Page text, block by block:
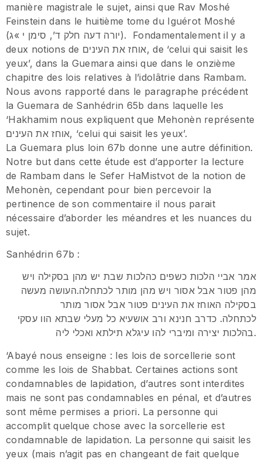
manière magistrale le sujet, ainsi que Rav Moshé
Feinstein dans le huitième tome du Iguérot Moshé
(יורה דעה חלק ד’, סימן י »ג). Fondamentalement il y a
deux notions de אוחז את העינים, de ‘celui qui saisit les
yeux’, dans la Guemara ainsi que dans le onzième
chapitre des lois relatives à l’idolâtrie dans Rambam.
Nous avons rapporté dans le paragraphe précédent
la Guemara de Sanhédrin 65b dans laquelle les
‘Hakhamim nous expliquent que Mehonèn représente
אוחז את העינים, ‘celui qui saisit les yeux’.
La Guemara plus loin 67b donne une autre définition.
Notre but dans cette étude est d’apporter la lecture
de Rambam dans le Sefer HaMistvot de la notion de
Mehonèn, cependant pour bien percevoir la
pertinence de son commentaire il nous parait
nécessaire d’aborder les méandres et les nuances du
sujet.
Sanhédrin 67b :
אמר אביי הלכות כשפים כהלכות שבת יש מהן בסקילה ויש
מהן פטור אבל אסור ויש מהן מותר לכתחלה.העושה מעשה
בסקילה האוחז את העינים פטור אבל אסור מותר
לכתחלה. כדרב חנינא ורב אושעיא כל מעלי שבתא הוו עסקי
בהלכות יצירה ומיברי להו עיגלא תילתא ואכלי ליה.
‘Abayé nous enseigne : les lois de sorcellerie sont
comme les lois de Shabbat. Certaines actions sont
condamnables de lapidation, d’autres sont interdites
mais ne sont pas condamnables en pénal, et d’autres
sont même permises a priori. La personne qui
accomplit quelque chose avec la sorcellerie est
condamnable de lapidation. La personne qui saisit les
yeux (mais n’agit pas en changeant de fait quelque